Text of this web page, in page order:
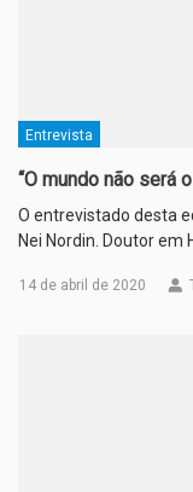
Entrevista
“O mundo não será
O entrevistado desta
Nei Nordin. Doutor em
14 de abril de 2020